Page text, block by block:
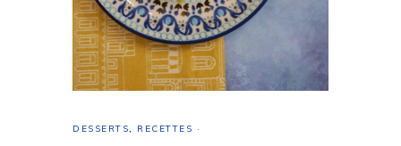
DESSERTS RECETTES ·